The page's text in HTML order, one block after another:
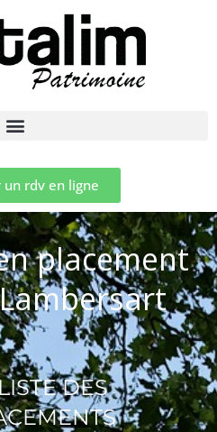
un rdv en ligne
placement
DES